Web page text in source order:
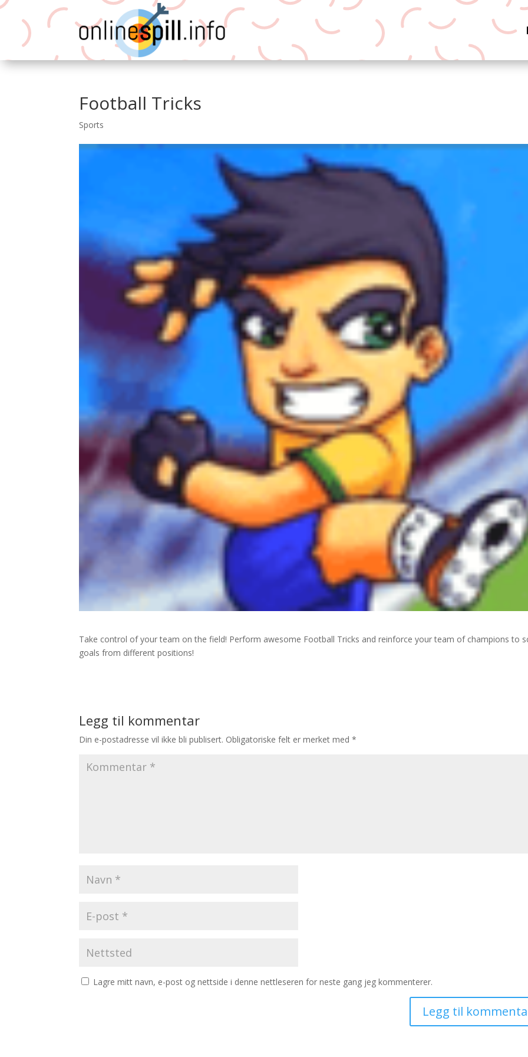
Football Tricks
Sports
Take control of your team on the field! Perform awesome Football Tricks and reinforce your team of champions to
goals from different positions!
Legg til kommentar
Din e-postadresse vil ikke bli publisert. Obligatoriske felt er merket med*
Lagre mitt navn, e-post og nettside i denne nettleseren for neste gang jeg kommenterer.